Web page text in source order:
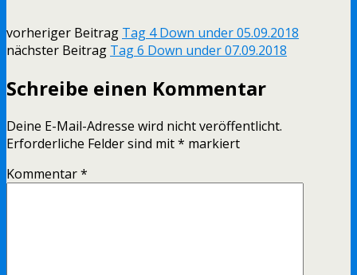
vorheriger Beitrag Tag 4 Down under 05.09.2018
nächster Beitrag Tag 6 Down under 07.09.2018
Schreibe einen Kommentar
Deine E-Mail-Adresse wird nicht veröffentlicht.
Erforderliche Felder sind mit* markiert
Kommentar*